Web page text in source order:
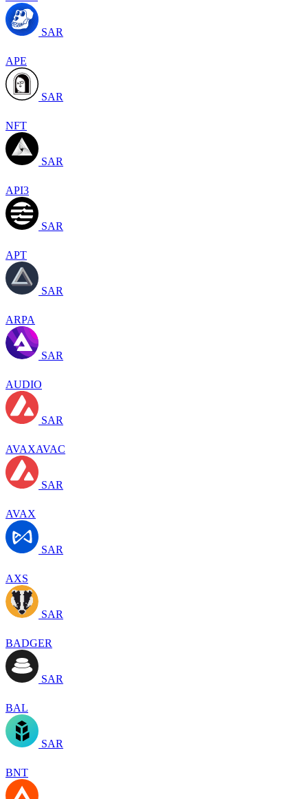
SAR
APE
SAR
NFT
SAR
API3
SAR
APT
SAR
ARPA
SAR
AUDIO
SAR
AVAXAVAC
SAR
AVAX
SAR
AXS
SAR
BADGER
SAR
BAL
SAR
BNT